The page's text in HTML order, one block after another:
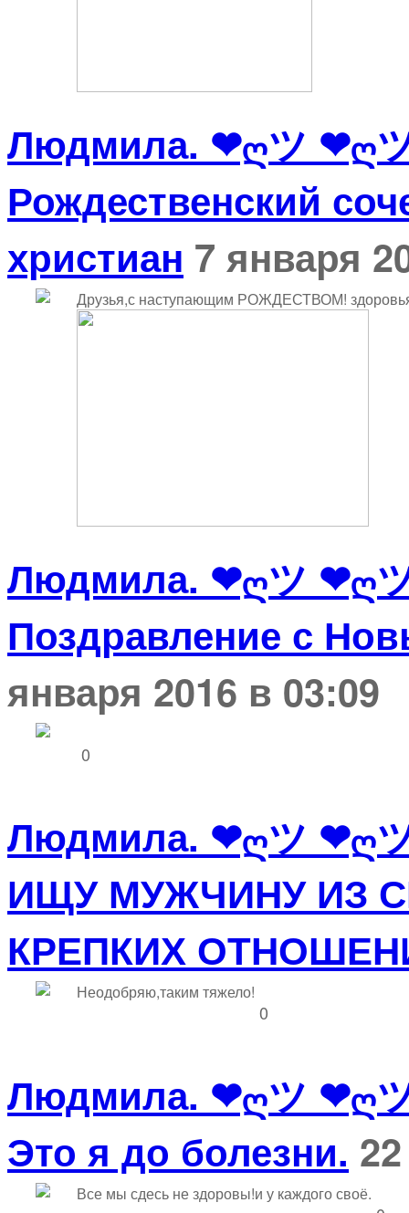
Людмила. ❤ღツ ❤ღ
Рождественский
христиан 7 января
Друзья,с наступающим РОЖДЕСТВОМ!
Людмила. ❤ღツ ❤ღ
Поздравление с
января 2016 в 03:09
0
Людмила. ❤ღツ ❤ღ
ИЩУ МУЖЧИНУ ИЗ
КРЕПКИХ
Неодобряю,таким тяжело!
0
Людмила. ❤ღツ ❤ღ
Это я до болезни.
Все мы сдесь не здоровы!и у каждого своё.